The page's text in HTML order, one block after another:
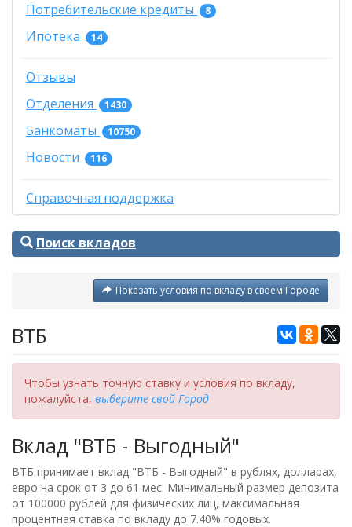
Потребительские кредиты 8
Ипотека 14
Отзывы
Отделения
1430
Банкоматы 10750
Новости 116
Справочная поддержка
Поиск вкладов
Показать условия по вкладу в своем Городе
ВТБ
Чтобы узнать точную ставку и условия по вкладу,
пожалуйста, выберите свой Город
Вклад "ВТБ - Выгодный"
ВТБ принимает вклад "ВТБ - Выгодный" в рублях, долларах,
евро на срок от 3 до 61 мес. Минимальный размер депозита
от 100000 рублей для физических лиц, максимальная
процентная ставка по вкладу до 7.40% годовых.